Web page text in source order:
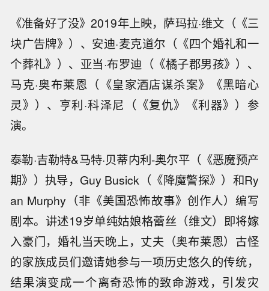
《准备好了没》2019年上映，萨玛拉·维文（《三
块广告牌》）、安迪·麦克道尔（《四个婚礼和一
个葬礼》）、亚当·布罗迪（《橘子郡男孩》）、
马克·奥布莱恩（《皇家酒店谋杀案》《黑暗心
灵》）、亨利·科泽尼（《复仇》《利器》）参
演。
泰勒·吉勒特&马特·贝蒂内利-奥尔平（《恶魔预产
期》）执导，Guy Busick（《降魔警探》）和Ry
an Murphy（非《美国恐怖故事》创作人）编写
剧本。讲述19岁单纯姑娘格蕾丝（维文）即将嫁
入豪门，婚礼当天晚上，丈夫（奥布莱恩）古怪
的家族成员们邀请她参与一项历史悠久的传统，
结果演变成一个离奇恐怖的致命游戏，引发灾